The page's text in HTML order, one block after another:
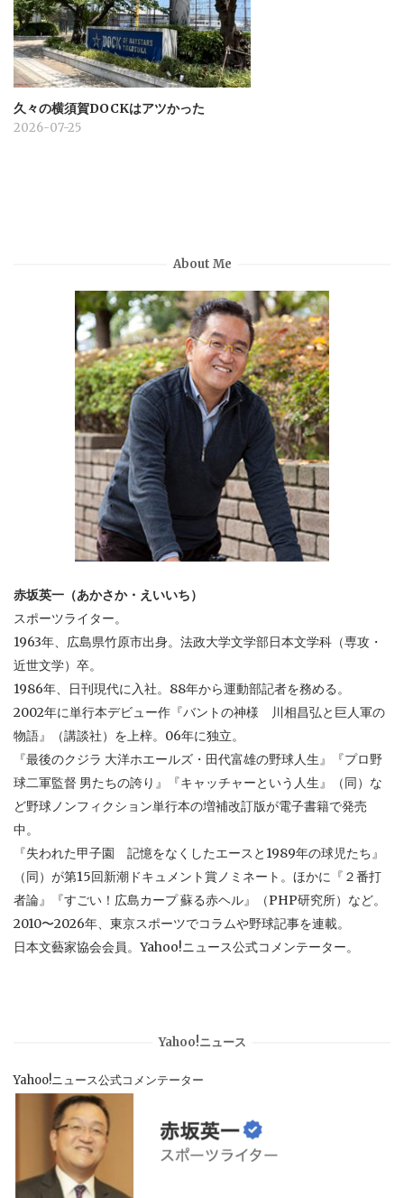
久々の横須賀DOCKはアツかった
2026-07-25
About Me
赤坂英一（あかさか・えいいち）
スポーツライター。
1963年、広島県竹原市出身。法政大学文学部日本文学科（専攻・
近世文学）卒。
1986年、日刊現代に入社。88年から運動部記者を務める。
2002年に単行本デビュー作『バントの神様 川相昌弘と巨人軍の
物語』（講談社）を上梓。06年に独立。
『最後のクジラ 大洋ホエールズ・田代富雄の野球人生』『プロ野
球二軍監督 男たちの誇り』『キャッチャーという人生』（同）な
ど野球ノンフィクション単行本の増補改訂版が電子書籍で発売
中。
『失われた甲子園 記憶をなくしたエースと1989年の球児たち』
（同）が第15回新潮ドキュメント賞ノミネート。ほかに『２番打
者論』『すごい！広島カープ 蘇る赤ヘル』（PHP研究所）など。
2010〜2026年、東京スポーツでコラムや野球記事を連載。
日本文藝家協会会員。Yahoo!ニュース公式コメンテーター。
Yahoo!ニュース
Yahoo!ニュース公式コメンテーター